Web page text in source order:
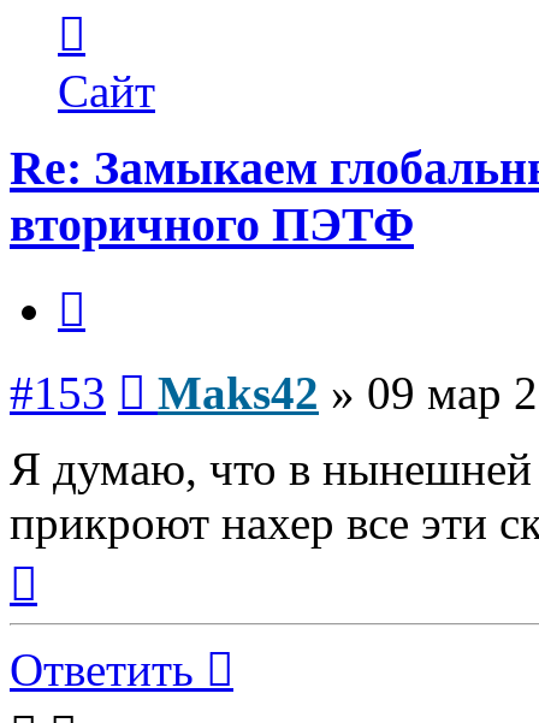
пользователя
Maks42
Сайт
Re: Замыкаем
вторичного ПЭТФ
#153 Maks42 » 09 мар
Я думаю, что в
прикроют нахер все эти
началу
Ответить